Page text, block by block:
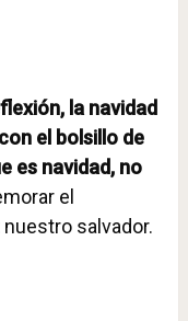
la navidad
el bolsillo de
es navidad, no
el
salvador.